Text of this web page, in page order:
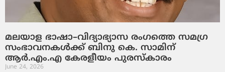
മലയാള ഭാഷാ–വിദ്യാഭ്യാസ രംഗത്തെ സമഗ്ര
സംഭാവനകൾക്ക് ബിനു കെ. സാമിന്
ആർ.എം.എ കേരളീയം പുരസ്‌കാരം
June 24, 2026